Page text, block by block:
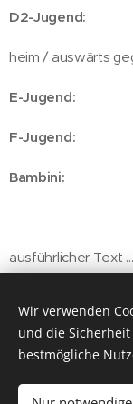
D2-Jugend:
heim / auswärts
E-Jugend:
F-Jugend:
Bambini:
ausführlicher Text ...
© 2026 -
Wir verwenden
und die
bestmögliche